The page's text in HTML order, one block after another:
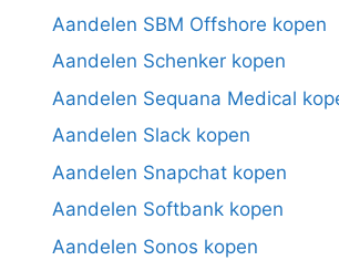
Aandelen SBM Offshore kopen
Aandelen Schenker kopen
Aandelen Sequana Medical
Aandelen Slack kopen
Aandelen Snapchat kopen
Aandelen Softbank kopen
Aandelen Sonos kopen